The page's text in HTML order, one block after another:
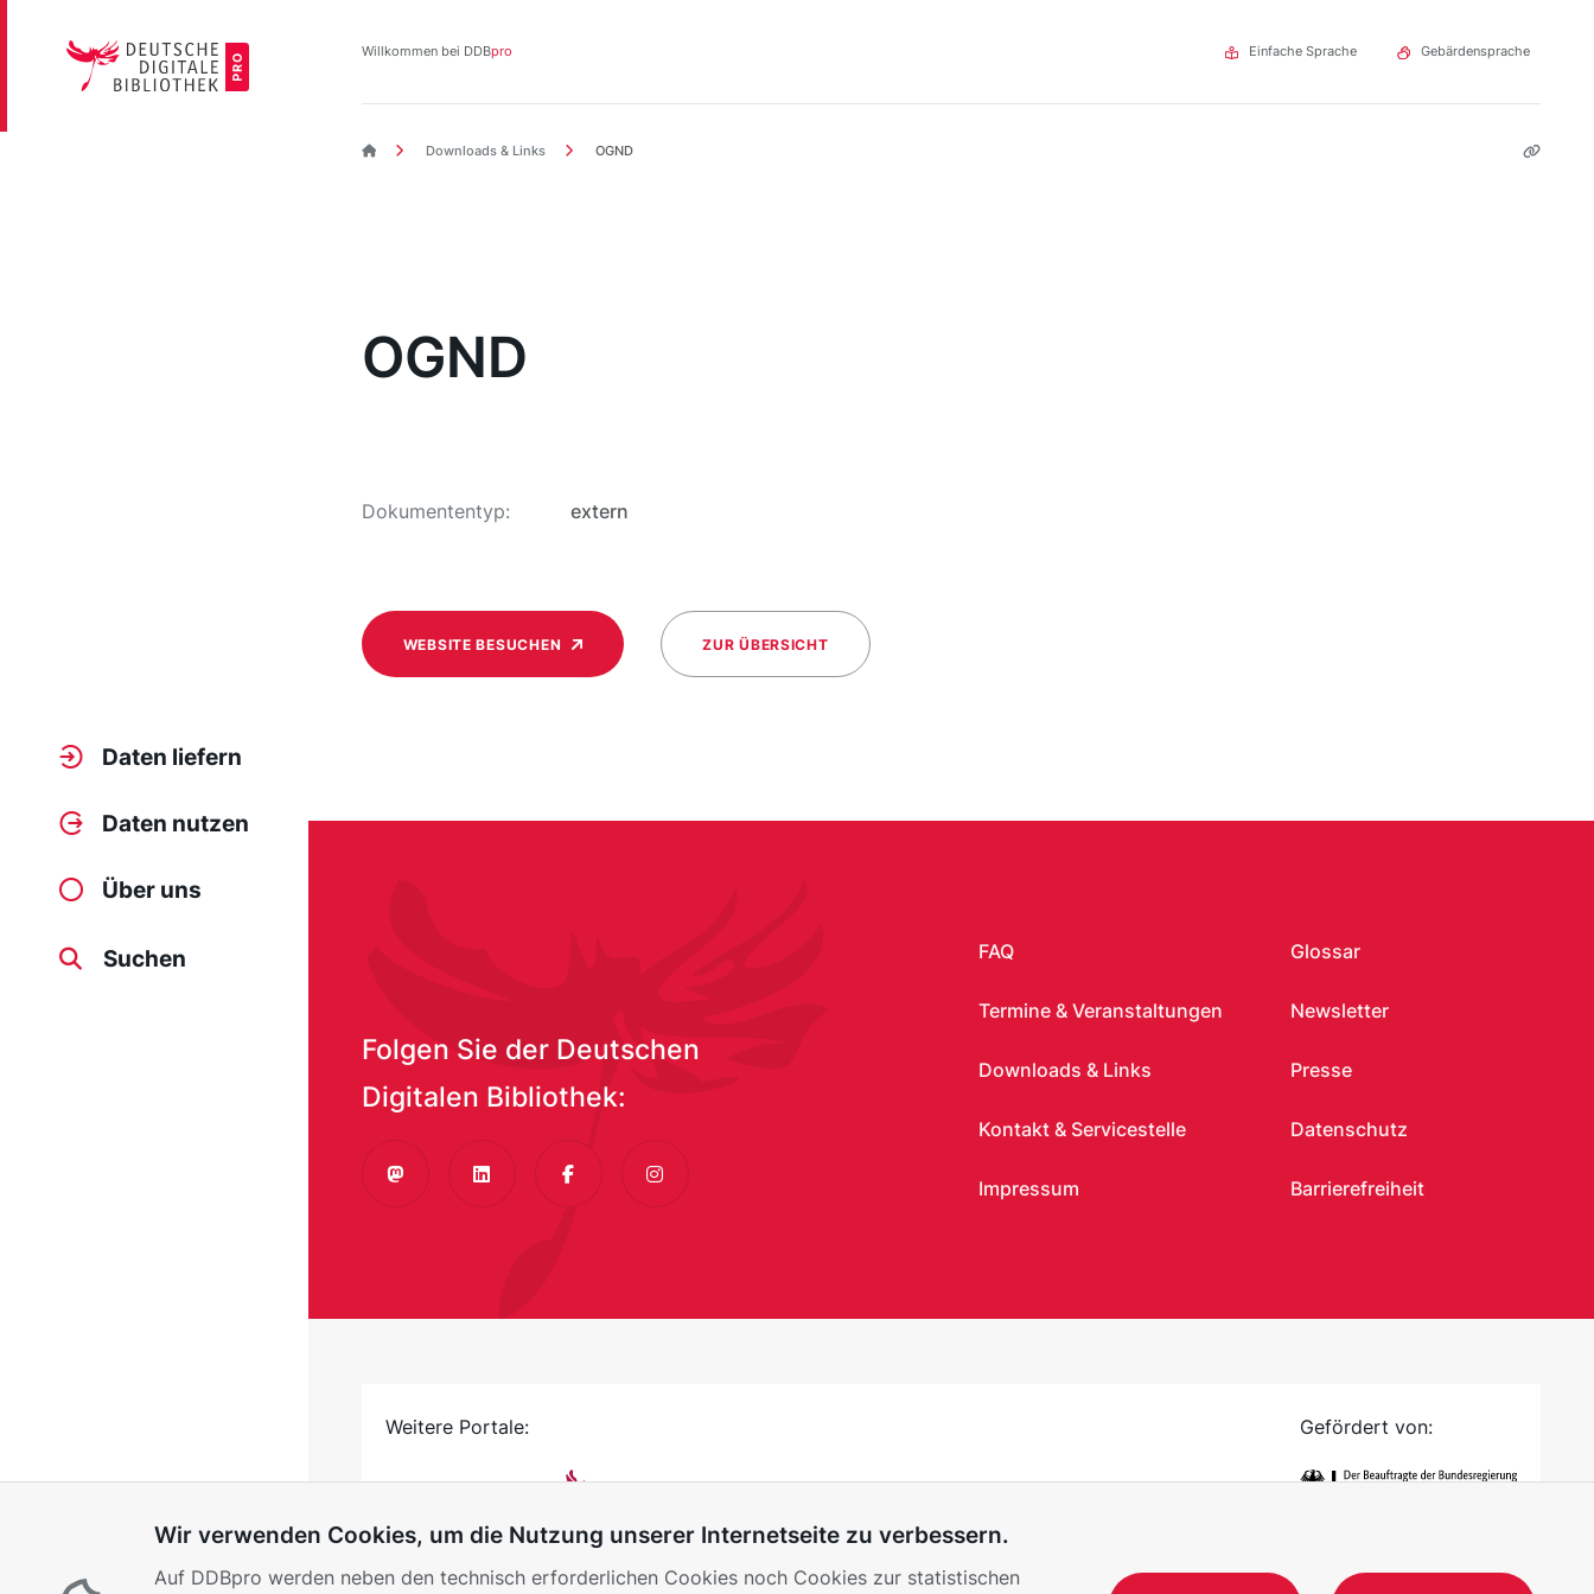
Wir verwenden Cookies, um die Nutzung unserer Internetseite zu verbessern.
Auf DDBpro werden neben den technisch erforderlichen Cookies noch Cookies zur statistischen
Willkommen bei DDBpro Einfache Sprache Gebärdensprache
Daten liefern
Daten nutzen
Über uns
Suchen
DDBpro StartseiteDownloads & Links OGND
OGND
Dokumententyp: extern
WEBSITE BESUCHEN ZUR ÜBERSICHT
FAQ Glossar
Termine & Veranstaltungen Newsletter
Downloads & Links Presse
Kontakt & Servicestelle Datenschutz
Impressum Barrierefreiheit
Folgen Sie der Deutschen
Digitalen Bibliothek:
MastodonLinkedIn FacebookInstagram
Weitere Portale: Gefördert von: